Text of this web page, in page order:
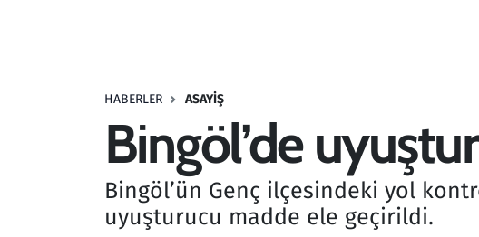
HABERLER ASAYIŞ
Bingöl’de
Bingöl’ün Genç ilçesindeki yol
uyuşturucu madde ele geçirildi.
Savunma Sanayi
Seçim 2023